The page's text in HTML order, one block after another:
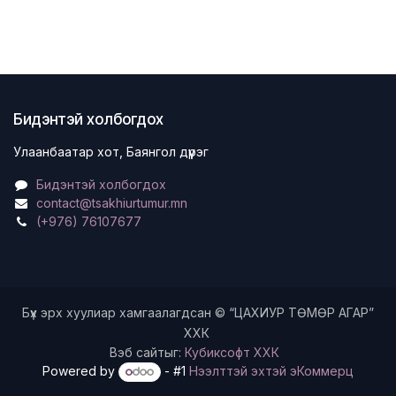
Бидэнтэй холбогдох
Улаанбаатар хот, Баянгол дүүрэг
Бидэнтэй холбогдох
contact@tsakhiurtumur.mn
(+976) 76107677
Бүх эрх хуулиар хамгаалагдсан © “ЦАХИУР ТӨМӨР АГАР”
ХХК
Вэб сайтыг: Кубиксофт ХХК
Powered by
- #1Нээлттэй эхтэй эКоммерц